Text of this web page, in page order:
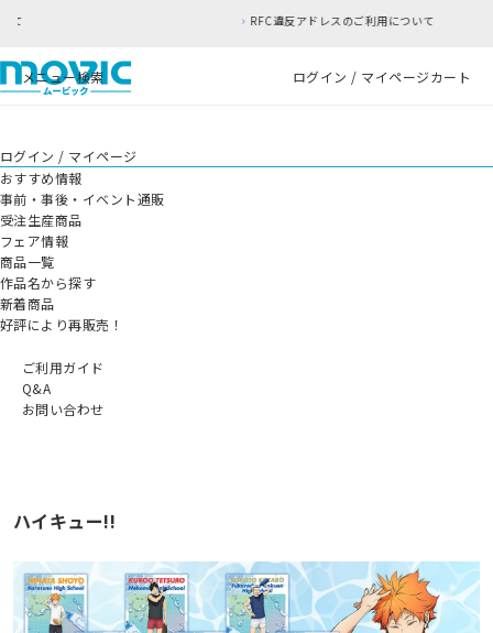
RFC違反アドレスのご利用について
メニュー検索 ログイン / マイページカート
ログイン / マイページ
おすすめ情報
事前・事後・イベント通販
受注生産商品
フェア情報
商品一覧
作品名から探す
新着商品
好評により再販売！
ご利用ガイド
Q&A
お問い合わせ
ハイキュー!!